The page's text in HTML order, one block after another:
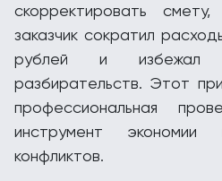
скорректировать
заказчик сократил
рублей и избежал
разбирательств. Этот
профессиональная
инструмент экономии
конфликтов.